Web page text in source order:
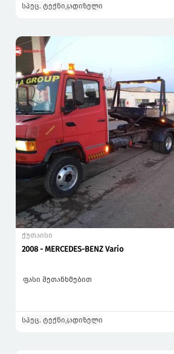
სპეც. ტექნიკადიზელი
ქუთაისი
2008 - MERCEDES-BENZ Vario
ფასი შეთანხმებით
სპეც. ტექნიკადიზელი